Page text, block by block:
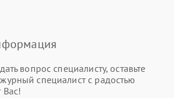
вопрос специалисту, оставьте
специалист с радостью
Вас!